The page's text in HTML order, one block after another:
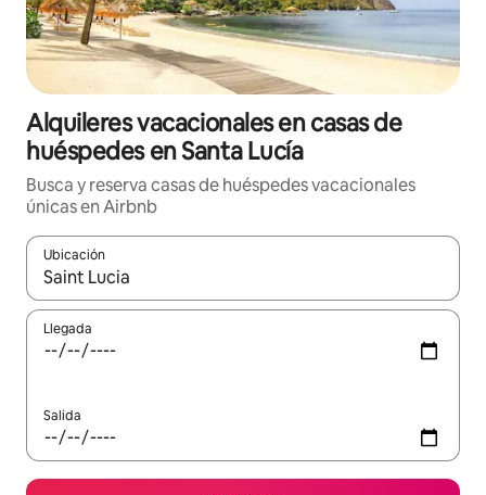
Alquileres vacacionales en casas de
huéspedes en Santa Lucía
Busca y reserva casas de huéspedes vacacionales
únicas en Airbnb
Ubicación
Cuando los resultados estén disponibles, navega con las
Llegada
Salida